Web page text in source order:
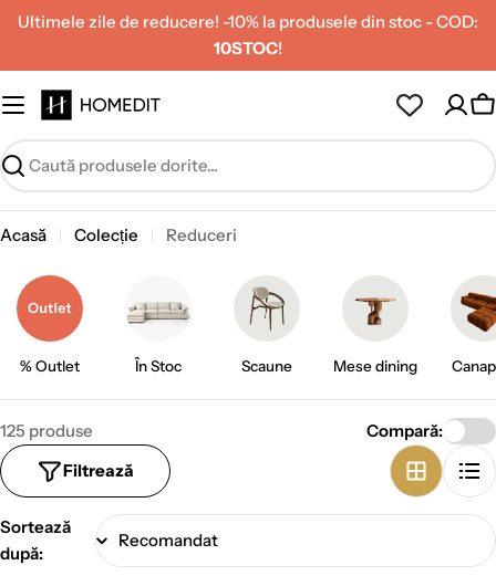
Treceți
Ultimele zile de reducere! -10% la produsele din stoc - COD:
10STOC!
Caută
Acasă Colecție Reduceri
% Outlet În Stoc Scaune Mese dining
125 produse
Filtrează
Compară:
Sortează
după: